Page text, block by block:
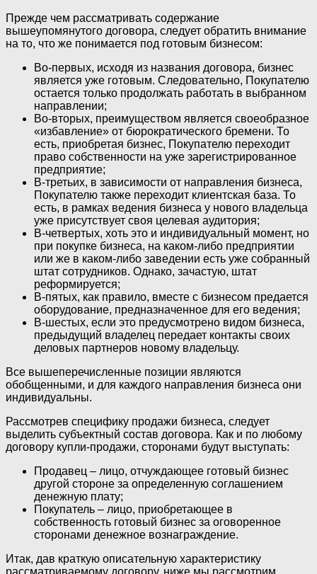
Прежде чем рассматривать содержание
вышеупомянутого договора, следует обратить внимание
на то, что же понимается под готовым бизнесом:
Во-первых, исходя из названия договора, бизнес
является уже готовым. Следовательно, Покупателю
остается только продолжать работать в выбранном
направлении;
Во-вторых, преимуществом является своеобразное
«избавление» от бюрократического бремени. То
есть, приобретая бизнес, Покупателю переходит
право собственности на уже зарегистрированное
предприятие;
В-третьих, в зависимости от направления бизнеса,
Покупателю также переходит клиентская база. То
есть, в рамках ведения бизнеса у нового владельца
уже присутствует своя целевая аудитория;
В-четвертых, хоть это и индивидуальный момент, но
при покупке бизнеса, на каком-либо предприятии
или же в каком-либо заведении есть уже собранный
штат сотрудников. Однако, зачастую, штат
реформируется;
В-пятых, как правило, вместе с бизнесом предается
оборудование, предназначенное для его ведения;
В-шестых, если это предусмотрено видом бизнеса,
предыдущий владелец передает контакты своих
деловых партнеров новому владельцу.
Все вышеперечисленные позиции являются
обобщенными, и для каждого направления бизнеса они
индивидуальны.
Рассмотрев специфику продажи бизнеса, следует
выделить субъектный состав договора. Как и по любому
договору купли-продажи, сторонами будут выступать:
Продавец – лицо, отчуждающее готовый бизнес
другой стороне за определенную соглашением
денежную плату;
Покупатель – лицо, приобретающее в
собственность готовый бизнес за оговоренное
сторонами денежное вознаграждение.
Итак, дав краткую описательную характеристику